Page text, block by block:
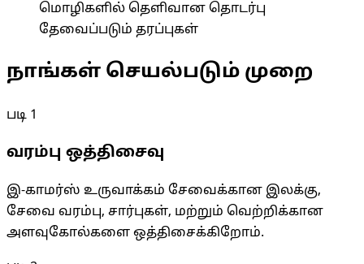
மொழிகளில் தெளிவான தொடர்பு
தேவைப்படும் தரப்புகள்
நாங்கள் செயல்படும் முறை
படி 1
வரம்பு ஒத்திசைவு
இ-காமர்ஸ் உருவாக்கம் சேவைக்கான இலக்கு,
சேவை வரம்பு, சார்புகள், மற்றும் வெற்றிக்கான
அளவுகோல்களை ஒத்திசைக்கிறோம்.